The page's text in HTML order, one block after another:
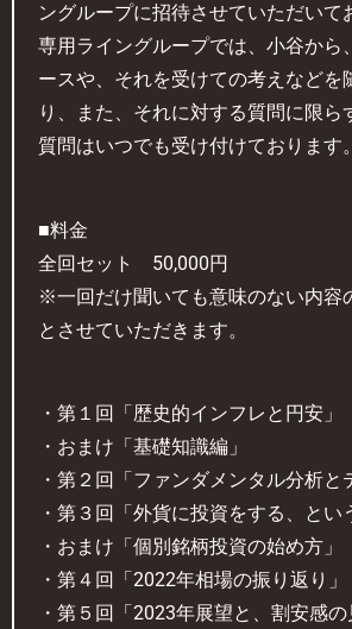
ングループに招待させていただいて
専用ライングループでは、小谷から
ースや、それを受けての考えなどを
り、また、それに対する質問に限ら
質問はいつでも受け付けております。
■料金
全回セット 50,000円
※一回だけ聞いても意味のない内容
とさせていただきます。
・第１回「歴史的インフレと円安」
・おまけ「基礎知識編」
・第２回「ファンダメンタル分析と
・第３回「外貨に投資をする、とい
・おまけ「個別銘柄投資の始め方」
・第４回「2022年相場の振り返り」
・第５回「2023年展望と、割安感の